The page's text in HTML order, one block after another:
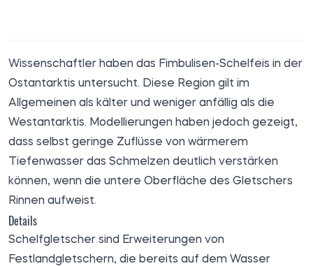
Wissenschaftler haben das Fimbulisen-Schelfeis in der
Ostantarktis untersucht. Diese Region gilt im
Allgemeinen als kälter und weniger anfällig als die
Westantarktis. Modellierungen haben jedoch gezeigt,
dass selbst geringe Zuflüsse von wärmerem
Tiefenwasser das Schmelzen deutlich verstärken
können, wenn die untere Oberfläche des Gletschers
Rinnen aufweist.
Details
Schelfgletscher sind Erweiterungen von
Festlandgletschern, die bereits auf dem Wasser